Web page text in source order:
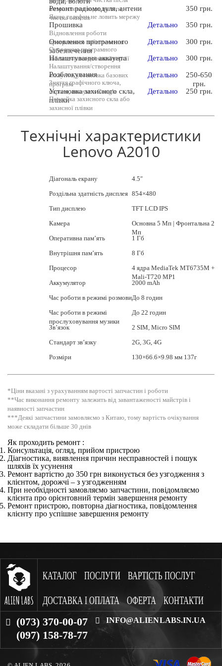
потрапляння води, вологи,
чистка окислів
Ремонт радіомодуля, антени
Якщо телефон не ловить мережу
Прошивка
Відновлення роботи
програмного забезпечення
Оновлення програмного
забезпечення
Оновлення програмного
забезпечення до нової версії
Налаштування аккаунта
Налаштування/створення
аккаунта, установка базових
програм
Розблокування
Зняття графічного ключа,
пароля, аккаунта Google
Установка захисного скла,
плівки
Поклейка захисного скла або
захисної плівки
Детально
Детально
Детально
Детально
Детально
350 грн.
350 грн.
300 грн.
300 грн.
250-650
грн.
250 грн.
Технічні характеристики
Lenovo A2010
Діагональ екрану
Роздільна здатність дисплея
Тип дисплею
Камера
Оперативна пам’ять
Внутрішня пам’ять
Процесор
Аккумулятор
Час роботи в режимі розмови
Час роботи в режимі
прослуховування музики
Зв’язок
Стандарт зв’язку
Розміри
4.5″
854×480
TFT LCD IPS
Основна 5 Мп | Фронтальна 2
Мп
1 Гб
8 Гб
4 ядра MediaTek MT6735M +
Mali-T720 MP1
2000 mAh
До 8 годин
До 22 годин
2 SIM, Micro SIM
2G, 3G, 4G
130×66.6×9.98 мм 137г
*Ціни вказані з урахуванням вартості запчастин і роботи
**Час виконання ремонту залежить від завантаженості майстрів і
наявності запчастин
***Деякі запчастини замовляємо з Китаю, тому вартість очікування
може складати більше 30 днів
Як проходить ремонт :
Консультація, огляд, прийом пристрою
Діагностика, виявлення причин несправностей і пошук
шляхів їх усунення
Ремонт вартістю до 350 грн виконується без узгодження з
клієнтом, дорожчі – з узгодженням
При необхідності замовляємо запчастини, повідомляємо
клієнта про орієнтовний термін завершення ремонту
Ремонт пристрою, повторна діагностика, повідомлення
клієнту про успішне завершення ремонту
КАТАЛОГ ПОСЛУГИ ВАРТІСТЬ ПОСЛУГ
ДОСТАВКА І ОПЛАТА ОФЕРТА КОНТАКТИ
(073) 370-00-07
(097) 158-78-77
INFO@ALIENLABS.IN.UA